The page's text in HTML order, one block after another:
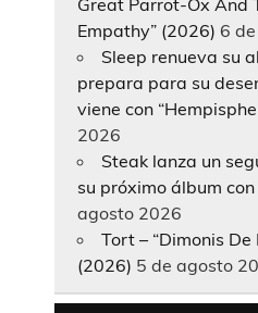
Great Parrot-Ox And
Empathy” (2026) 6
Sleep renueva su
prepara para su
viene con
2026
Steak lanza un
su próximo álbum con
agosto 2026
Tort – “Dimonis
(2026) 5 de agosto